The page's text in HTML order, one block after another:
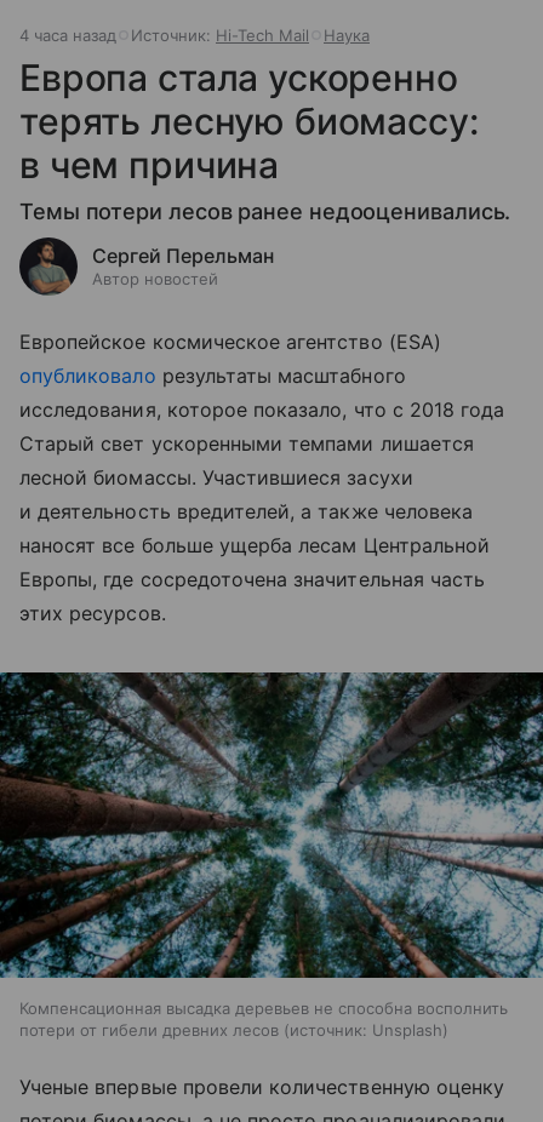
4 часа назад Источник: Hi-Tech Mail Наука
Европа стала ускоренно
терять лесную биомассу:
в чем причина
Темы потери лесов ранее недооценивались.
Сергей Перельман
Автор новостей
Европейское космическое агентство (ESA)
опубликовало результаты масштабного
исследования, которое показало, что с 2018 года
Старый свет ускоренными темпами лишается
лесной биомассы. Участившиеся засухи
и деятельность вредителей, а также человека
наносят все больше ущерба лесам Центральной
Европы, где сосредоточена значительная часть
этих ресурсов.
Компенсационная высадка деревьев не способна восполнить
потери от гибели древних лесов
источник: Unsplash
Ученые впервые провели количественную оценку